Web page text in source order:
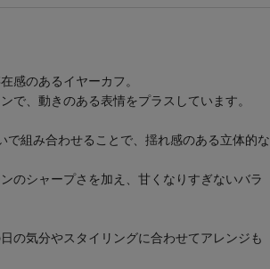
感のあるイヤーカフ。
で、動きのある表情をプラスしています。
で組み合わせることで、揺れ感のある立体的な
のシャープさを加え、甘くなりすぎないバラ
の気分やスタイリングに合わせてアレンジも